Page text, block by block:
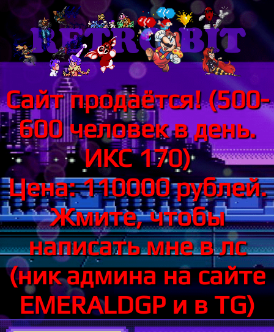
Сайт продаётся! (500-
600 человек в день.
ИКС 170)
Цена: 110000 рублей.
Жмите, чтобы
написать мне в лс
(ник админа на сайте
EMERALDGP и в TG)